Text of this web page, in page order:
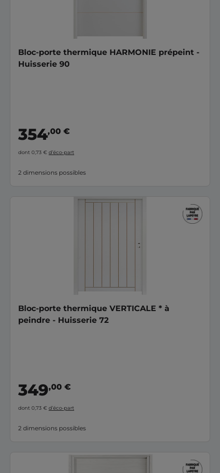
Bloc-porte thermique HARMONIE prépeint -
Huisserie 90
354,00 €
dont 0,73 € d’éco-part
2 dimensions possibles
Bloc-porte thermique VERTICALE * à
peindre - Huisserie 72
349,00 €
dont 0,73 € d’éco-part
2 dimensions possibles